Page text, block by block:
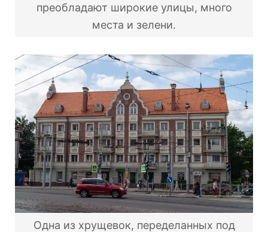
преобладают широкие улицы, много
места и зелени.
Одна из хрущевок, переделанных под